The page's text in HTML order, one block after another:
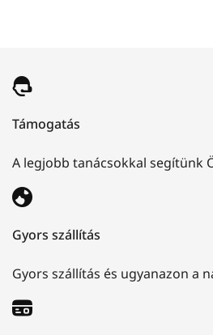
Támogatás
A legjobb tanácsokkal segítünk
Gyors szállítás
Gyors szállítás és ugyanazon a